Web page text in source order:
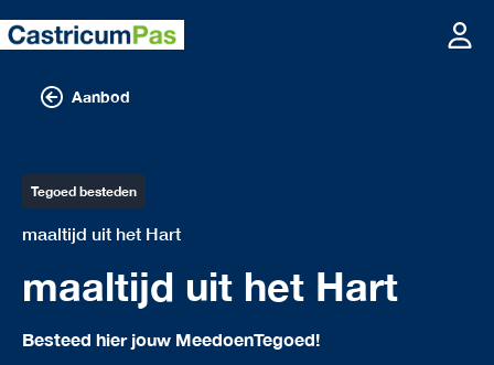
Aanbod
Tegoed besteden
maaltijd uit het Hart
maaltijd uit het Hart
Besteed hier jouw MeedoenTegoed!